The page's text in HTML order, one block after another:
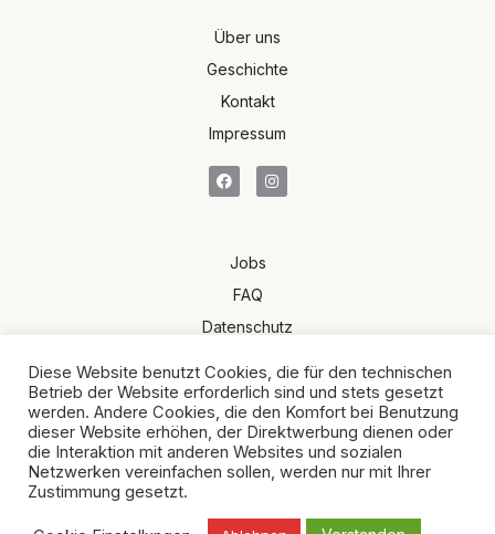
Über uns
Geschichte
Kontakt
Impressum
Jobs
FAQ
Datenschutz
AGB
Diese Website benutzt Cookies, die für den technischen
Betrieb der Website erforderlich sind und stets gesetzt
werden. Andere Cookies, die den Komfort bei Benutzung
dieser Website erhöhen, der Direktwerbung dienen oder
die Interaktion mit anderen Websites und sozialen
Netzwerken vereinfachen sollen, werden nur mit Ihrer
Zustimmung gesetzt.